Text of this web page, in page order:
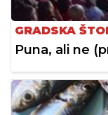
GRADSKA
Puna, ali ne